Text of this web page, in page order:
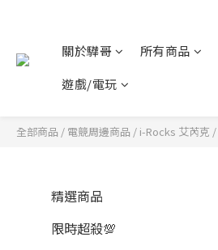
關於驊哥 所有商品
遊戲/電玩
全部商品 / 電競周邊商品 / i-Rocks 艾芮克 /
精選商品
限時超殺💯